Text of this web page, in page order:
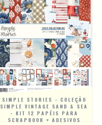
SIMPLE STORIES - COLEÇÃO
SIMPLE VINTAGE SAND & SEA
- KIT 12 PAPÉIS PARA
SCRAPBOOK + ADESIVOS